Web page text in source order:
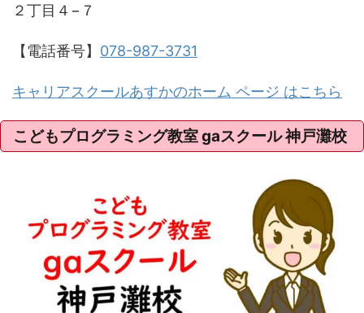
２丁目４−７
【電話番号】 078-987-3731
キャリアスクールあすかのホーム ページ はこちら
こどもプログラミング教室 gaスクール 神戸灘校